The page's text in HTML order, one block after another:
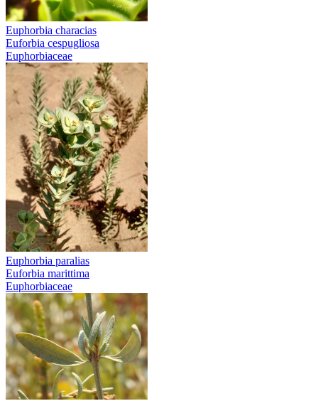
Euphorbia characias
Euforbia cespugliosa
Euphorbiaceae
Euphorbia paralias
Euforbia marittima
Euphorbiaceae